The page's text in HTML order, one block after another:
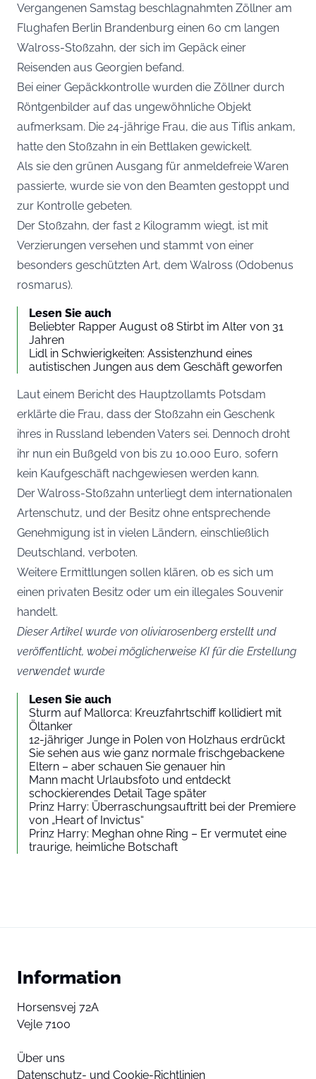
Vergangenen Samstag beschlagnahmten Zöllner am
Flughafen Berlin Brandenburg einen 60 cm langen
Walross-Stoßzahn, der sich im Gepäck einer
Reisenden aus Georgien befand.
Bei einer Gepäckkontrolle wurden die Zöllner durch
Röntgenbilder auf das ungewöhnliche Objekt
aufmerksam. Die 24-jährige Frau, die aus Tiflis ankam,
hatte den Stoßzahn in ein Bettlaken gewickelt.
Als sie den grünen Ausgang für anmeldefreie Waren
passierte, wurde sie von den Beamten gestoppt und
zur Kontrolle gebeten.
Der Stoßzahn, der fast 2 Kilogramm wiegt, ist mit
Verzierungen versehen und stammt von einer
besonders geschützten Art, dem Walross (Odobenus
rosmarus).
Lesen Sie auch
Beliebter Rapper August 08 Stirbt im Alter von 31
Jahren
Lidl in Schwierigkeiten: Assistenzhund eines
autistischen Jungen aus dem Geschäft geworfen
Laut einem Bericht des Hauptzollamts Potsdam
erklärte die Frau, dass der Stoßzahn ein Geschenk
ihres in Russland lebenden Vaters sei. Dennoch droht
ihr nun ein Bußgeld von bis zu 10.000 Euro, sofern
kein Kaufgeschäft nachgewiesen werden kann.
Der Walross-Stoßzahn unterliegt dem internationalen
Artenschutz, und der Besitz ohne entsprechende
Genehmigung ist in vielen Ländern, einschließlich
Deutschland, verboten.
Weitere Ermittlungen sollen klären, ob es sich um
einen privaten Besitz oder um ein illegales Souvenir
handelt.
Dieser Artikel wurde von oliviarosenberg erstellt und
veröffentlicht, wobei möglicherweise KI für die Erstellung
verwendet wurde
Lesen Sie auch
Sturm auf Mallorca: Kreuzfahrtschiff kollidiert mit
Öltanker
12-jähriger Junge in Polen von Holzhaus erdrückt
Sie sehen aus wie ganz normale frischgebackene
Eltern – aber schauen Sie genauer hin
Mann macht Urlaubsfoto und entdeckt
schockierendes Detail Tage später
Prinz Harry: Überraschungsauftritt bei der Premiere
von „Heart of Invictus“
Prinz Harry: Meghan ohne Ring – Er vermutet eine
traurige, heimliche Botschaft
Information
Horsensvej 72A
Vejle 7100
Über uns
Datenschutz- und Cookie-Richtlinien